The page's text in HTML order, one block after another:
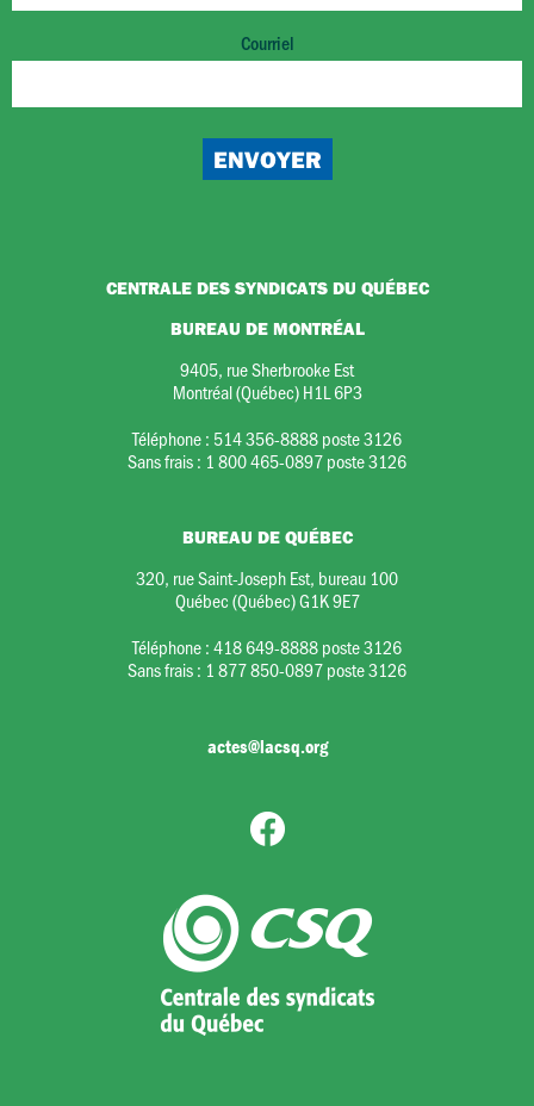
Courriel
CENTRALE DES SYNDICATS DU QUÉBEC
BUREAU DE MONTRÉAL
9405, rue Sherbrooke Est
Montréal (Québec) H1L 6P3
Téléphone : 514 356-8888 poste 3126
Sans frais : 1 800 465-0897 poste 3126
BUREAU DE QUÉBEC
320, rue Saint-Joseph Est, bureau 100
Québec (Québec) G1K 9E7
Téléphone :418 649-8888 poste 3126
Sans frais : 1 877 850-0897 poste 3126
actes@lacsq.org